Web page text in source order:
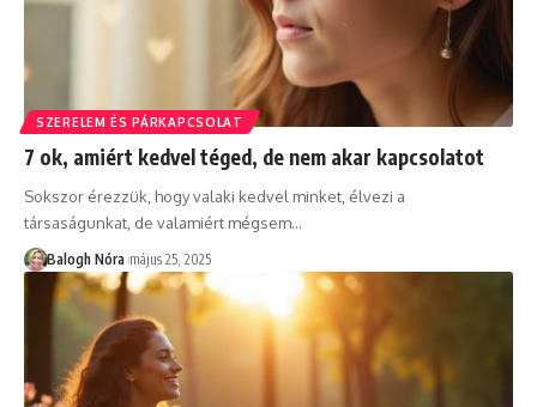
SZERELEM ÉS PÁRKAPCSOLAT
7 ok, amiért kedvel téged, de nem akar kapcsolatot
Sokszor érezzük, hogy valaki kedvel minket, élvezi a
társaságunkat, de valamiért mégsem…
Balogh Nóra május 25, 2025